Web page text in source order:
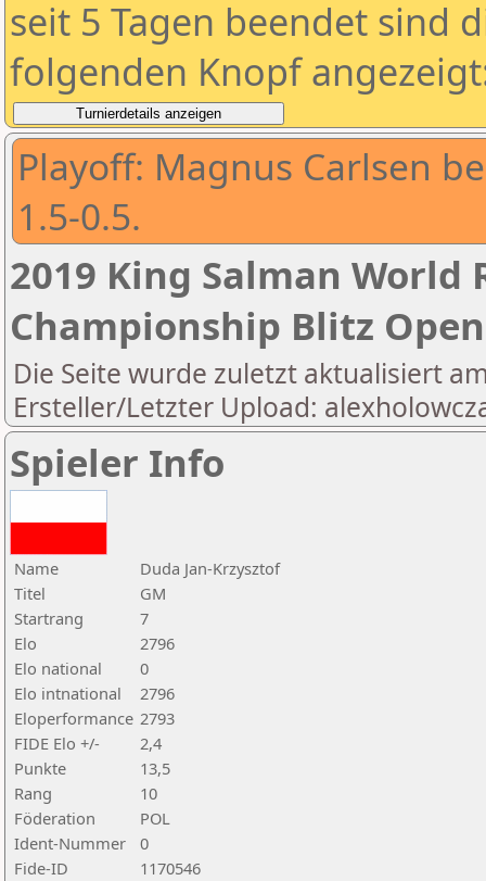
seit 5 Tagen beendet sind
folgenden Knopf
Playoff: Magnus Carlsen
1.5-0.5.
2019 King Salman World
Championship Blitz Open
Die Seite wurde zuletzt aktualisiert
Ersteller/Letzter Upload:
Spieler Info
Name
Duda Jan-Krzysztof
Titel
GM
Startrang
7
Elo
2796
Elo national
0
Elo intnational
2796
Eloperformance 2793
FIDE Elo +/-
2,4
Punkte
13,5
Rang
10
Föderation
POL
Ident-Nummer
0
Fide-ID
1170546